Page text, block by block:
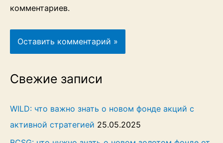
комментариев.
Свежие записи
WILD: что важно знать о новом фонде акций с
активной стратегией 25.05.2025